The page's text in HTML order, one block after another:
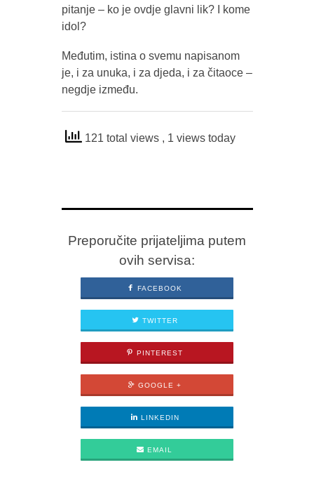
pitanje – ko je ovdje glavni lik? I kome
idol?
Međutim, istina o svemu napisanom
je, i za unuka, i za djeda, i za čitaoce –
negdje između.
121 total views , 1 views today
Preporučite prijateljima putem
ovih servisa:
FACEBOOK
TWITTER
PINTEREST
GOOGLE +
LINKEDIN
EMAIL